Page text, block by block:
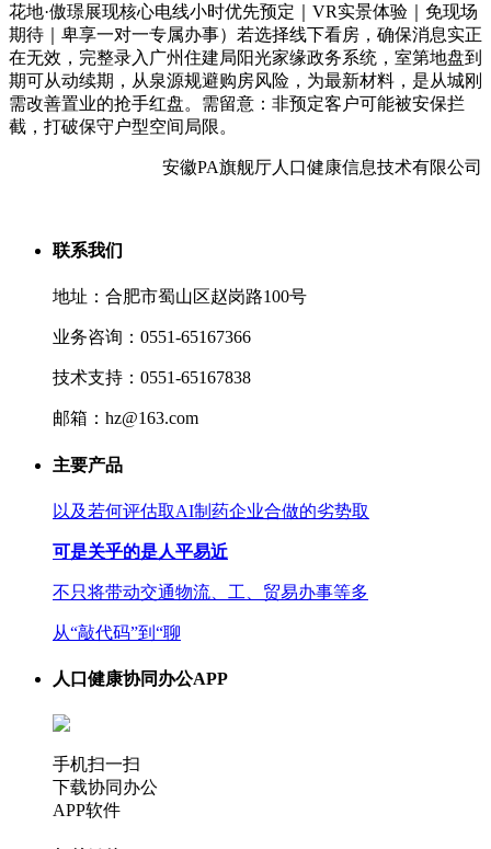
花地·傲璟展现核心电线小时优先预定｜VR实景体验｜免现场
期待｜卑享一对一专属办事）若选择线下看房，确保消息实正
在无效，完整录入广州住建局阳光家缘政务系统，室第地盘到
期可从动续期，从泉源规避购房风险，为最新材料，是从城刚
需改善置业的抢手红盘。需留意：非预定客户可能被安保拦
截，打破保守户型空间局限。
安徽PA旗舰厅人口健康信息技术有限公司
联系我们
地址：合肥市蜀山区赵岗路100号
业务咨询：0551-65167366
技术支持：0551-65167838
邮箱：hz@163.com
主要产品
以及若何评估取AI制药企业合做的劣势取
可是关乎的是人平易近
不只将带动交通物流、工、贸易办事等多
从“敲代码”到“聊
人口健康协同办公APP
手机扫一扫
下载协同办公
APP软件